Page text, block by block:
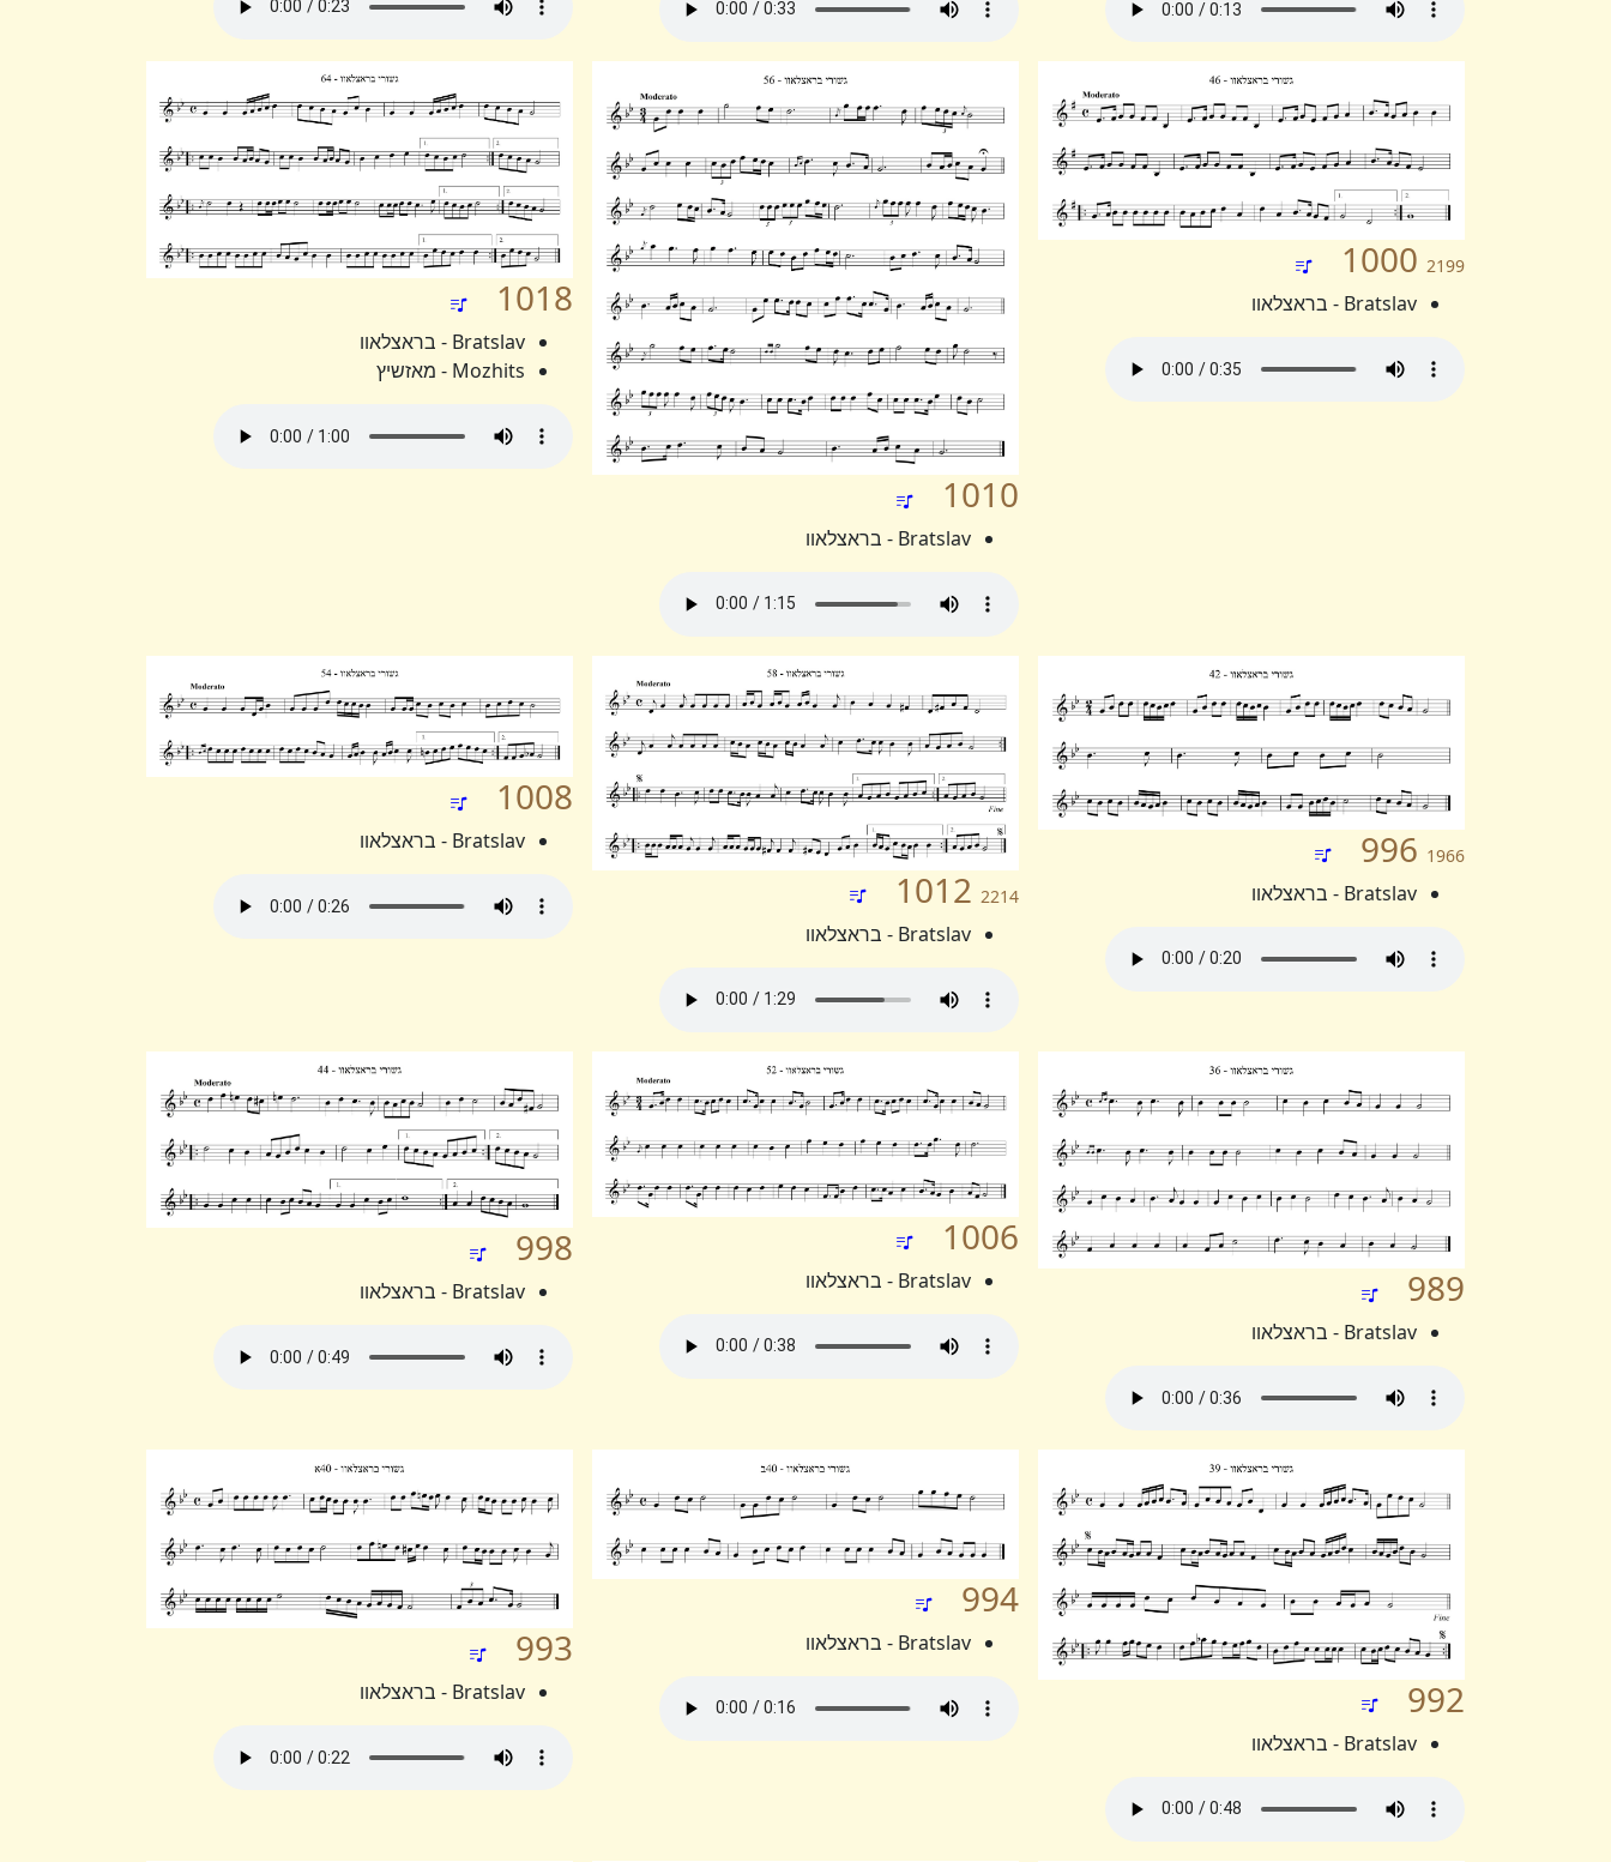
1000 2199
Bratslav - בראצלאוו
1010
Bratslav - בראצלאוו
1018
Bratslav - בראצלאוו
Mozhits - מאזשיץ
996 1966
Bratslav - בראצלאוו 1012 2214
Bratslav - בראצלאוו
1008
Bratslav - בראצלאוו
989
Bratslav - בראצלאוו
1006
Bratslav - בראצלאוו
998
Bratslav - בראצלאוו
992
Bratslav - בראצלאוו
994
Bratslav - בראצלאוו 993
Bratslav - בראצלאוו